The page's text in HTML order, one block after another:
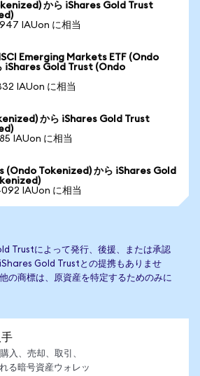
から iShares Gold Trust
IAUon に相当
Emerging Markets ETF (Ondo
iShares Gold Trust (Ondo
IAUon に相当
から iShares Gold Trust
IAUon に相当
(Ondo Tokenized) から iShares Gold
IAUon に相当
Trustによって発行、後援、または承認
Gold Trustとの提携もありませ
の商標は、原資産を特定するためのみに
入、売却、取引、
る暗号資産ウォレッ